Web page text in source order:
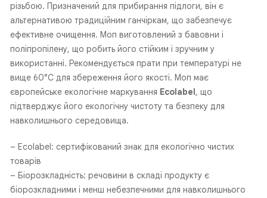
різьбою. Призначений для прибирання підлоги, він є
альтернативою традиційним ганчіркам, що забезпечує
ефективне очищення. Моп виготовлений з бавовни і
поліпропілену, що робить його стійким і зручним у
використанні. Рекомендується прати при температурі не
вище 60°С для збереження його якості. Моп має
європейське екологічне маркування Ecolabel, що
підтверджує його екологічну чистоту та безпеку для
навколишнього середовища.
– Ecolabel: сертифікований знак для екологічно чистих
товарів
– Біорозкладність: речовини в складі продукту є
біорозкладними і менш небезпечними для навколишнього